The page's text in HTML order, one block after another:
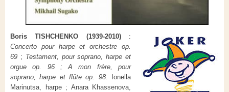
Boris TISHCHENKO (1939-2010) :
Concerto pour harpe et orchestre op.
69 ; Testament, pour soprano, harpe et
orgue op. 96 ; A mon frère, pour
soprano, harpe et flûte op. 98. Ionella
Marinutsa, harpe ; Anara Khassenova,